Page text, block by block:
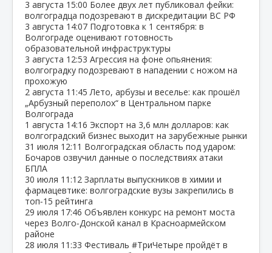
3 августа 15:00 Более двух лет публиковал фейки:
волгоградца подозревают в дискредитации ВС РФ
3 августа 14:07 Подготовка к 1 сентября: в
Волгограде оценивают готовность
образовательной инфраструктуры
3 августа 12:53 Агрессия на фоне опьянения:
волгоградку подозревают в нападении с ножом на
прохожую
2 августа 11:45 Лето, арбузы и веселье: как прошёл
„Арбузный переполох“ в Центральном парке
Волгограда
1 августа 14:16 Экспорт на 3,6 млн долларов: как
волгоградский бизнес выходит на зарубежные рынки
31 июля 12:11 Волгоградская область под ударом:
Бочаров озвучил данные о последствиях атаки
БПЛА
30 июля 11:12 Зарплаты выпускников в химии и
фармацевтике: волгоградские вузы закрепились в
топ‑15 рейтинга
29 июля 17:46 Объявлен конкурс на ремонт моста
через Волго‑Донской канал в Красноармейском
районе
28 июля 11:33 Фестиваль #ТриЧетыре пройдёт в